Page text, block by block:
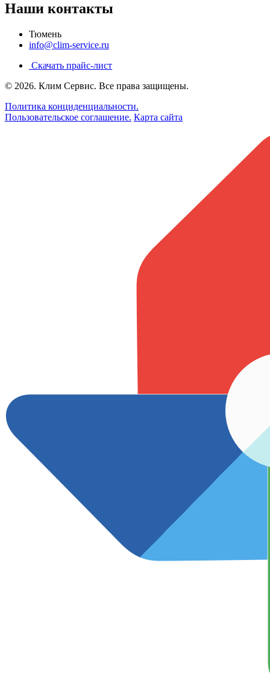
Наши контакты
Тюмень
info@clim-service.ru
Скачать прайс-лист
© 2026. Клим Сервис. Все права защищены.
Политика конциденциальности.
Пользовательское соглашение. Карта сайта